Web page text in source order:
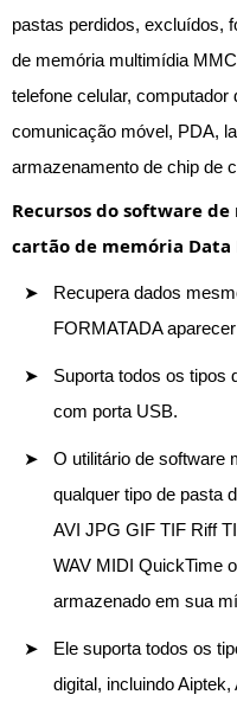
pastas perdidos, excluídos,
de memória multimídia
telefone celular,
comunicação móvel, PDA,
armazenamento de chip de
Recursos do software
cartão de memória Data
Recupera dados
FORMATADA
Suporta todos os tipos
com porta USB.
O utilitário de software
qualquer tipo de pasta
AVI JPG GIF TIF Riff
WAV MIDI QuickTime
armazenado em sua
Ele suporta todos os
digital, incluindo